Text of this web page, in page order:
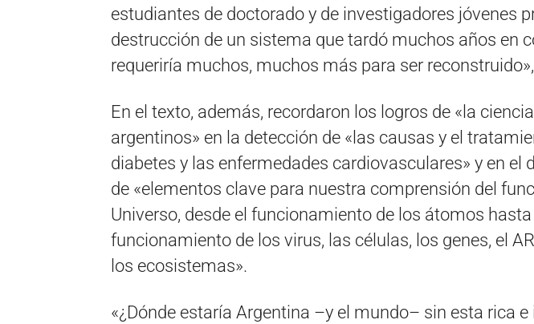
estudiantes de doctorado y de investigadores jóvenes
destrucción de un sistema que tardó muchos años en
requeriría muchos, muchos más para ser
En el texto, además, recordaron los logros de «la
argentinos» en la detección de «las causas y el
diabetes y las enfermedades cardiovasculares» y en el
de «elementos clave para nuestra comprensión del
Universo, desde el funcionamiento de los átomos hasta
funcionamiento de los virus, las células, los genes, el
los ecosistemas».
«¿Dónde estaría Argentina –y el mundo– sin esta rica